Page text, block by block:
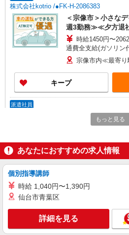
株式会社kotrio /●FK-H-2086383
＜宗像市＞小さな
週3勤務≫≪夕方退
時給1450円〜
通費全支給(ガソリン
宗像市内≪最寄
キープ
派遣社員
株式会社kotrio /●FK-H-2051068
タイパ最強！希望
時給1450円〜
通費全支給(ガソリン
宗像市内≪最寄
キープ
株式会社kotrio /●FK-H-2021708
もっと見る
あなたにおすすめの求人情報
個別指導講師
時給 1,040円〜1,390円
仙台市青葉区
詳細を見る